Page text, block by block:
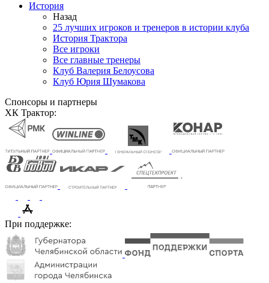
История
Назад
25 лучших игроков и тренеров в истории клуба
История Трактора
Все игроки
Все главные тренеры
Клуб Валерия Белоусова
Клуб Юрия Шумакова
Спонсоры и партнеры
ХК Трактор:
При поддержке: